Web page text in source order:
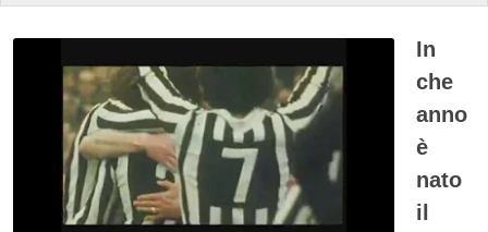
In
che
anno
è
nato
il